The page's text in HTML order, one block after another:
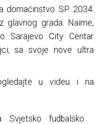
domaćinstvo SP 2034.
grada. Naime,
Sarajevo City Centar
sa svoje nove ultra
u videu i na
Svjetsko fudbalsko